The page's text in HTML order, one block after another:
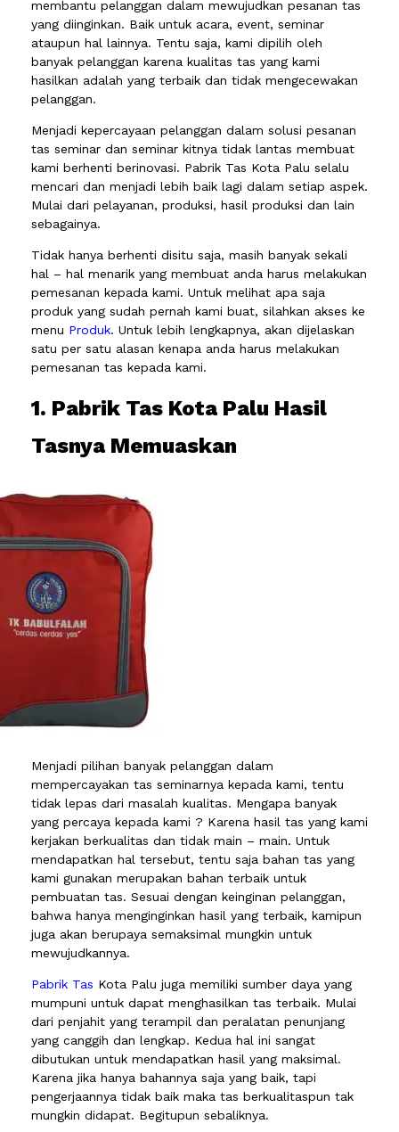
membantu pelanggan dalam mewujudkan pesanan tas
yang diinginkan. Baik untuk acara, event, seminar
ataupun hal lainnya. Tentu saja, kami dipilih oleh
banyak pelanggan karena kualitas tas yang kami
hasilkan adalah yang terbaik dan tidak mengecewakan
pelanggan.
Menjadi kepercayaan pelanggan dalam solusi pesanan
tas seminar dan seminar kitnya tidak lantas membuat
kami berhenti berinovasi. Pabrik Tas Kota Palu selalu
mencari dan menjadi lebih baik lagi dalam setiap aspek.
Mulai dari pelayanan, produksi, hasil produksi dan lain
sebagainya.
Tidak hanya berhenti disitu saja, masih banyak sekali
hal – hal menarik yang membuat anda harus melakukan
pemesanan kepada kami. Untuk melihat apa saja
produk yang sudah pernah kami buat, silahkan akses ke
menu Produk. Untuk lebih lengkapnya, akan dijelaskan
satu per satu alasan kenapa anda harus melakukan
pemesanan tas kepada kami.
1. Pabrik Tas Kota Palu Hasil
Tasnya Memuaskan
Menjadi pilihan banyak pelanggan dalam
mempercayakan tas seminarnya kepada kami, tentu
tidak lepas dari masalah kualitas. Mengapa banyak
yang percaya kepada kami ? Karena hasil tas yang kami
kerjakan berkualitas dan tidak main – main. Untuk
mendapatkan hal tersebut, tentu saja bahan tas yang
kami gunakan merupakan bahan terbaik untuk
pembuatan tas. Sesuai dengan keinginan pelanggan,
bahwa hanya menginginkan hasil yang terbaik, kamipun
juga akan berupaya semaksimal mungkin untuk
mewujudkannya.
Pabrik Tas Kota Palu juga memiliki sumber daya yang
mumpuni untuk dapat menghasilkan tas terbaik. Mulai
dari penjahit yang terampil dan peralatan penunjang
yang canggih dan lengkap. Kedua hal ini sangat
dibutukan untuk mendapatkan hasil yang maksimal.
Karena jika hanya bahannya saja yang baik, tapi
pengerjaannya tidak baik maka tas berkualitaspun tak
mungkin didapat. Begitupun sebaliknya.